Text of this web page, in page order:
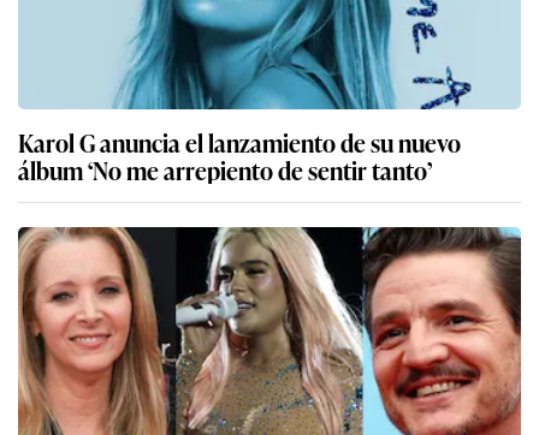
Karol G anuncia el lanzamiento de su nuevo
álbum ‘No me arrepiento de sentir tanto’